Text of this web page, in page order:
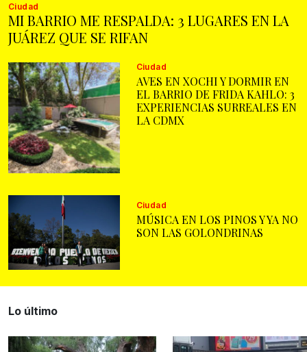
Ciudad
MI BARRIO ME RESPALDA: 3 LUGARES EN LA
JUÁREZ QUE SE RIFAN
Ciudad
AVES EN XOCHI Y DORMIR EN
EL BARRIO DE FRIDA KAHLO: 3
EXPERIENCIAS SURREALES EN
LA CDMX
Ciudad
MÚSICA EN LOS PINOS Y YA NO
SON LAS GOLONDRINAS
Lo último